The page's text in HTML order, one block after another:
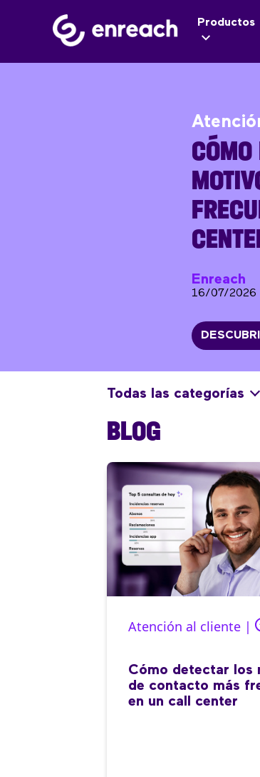
Productos
CÓMO
Enreach
16/07/2026
Todas las categorías
BLOG
Atención al cliente |
Cómo detectar los
de contacto más
en un call center